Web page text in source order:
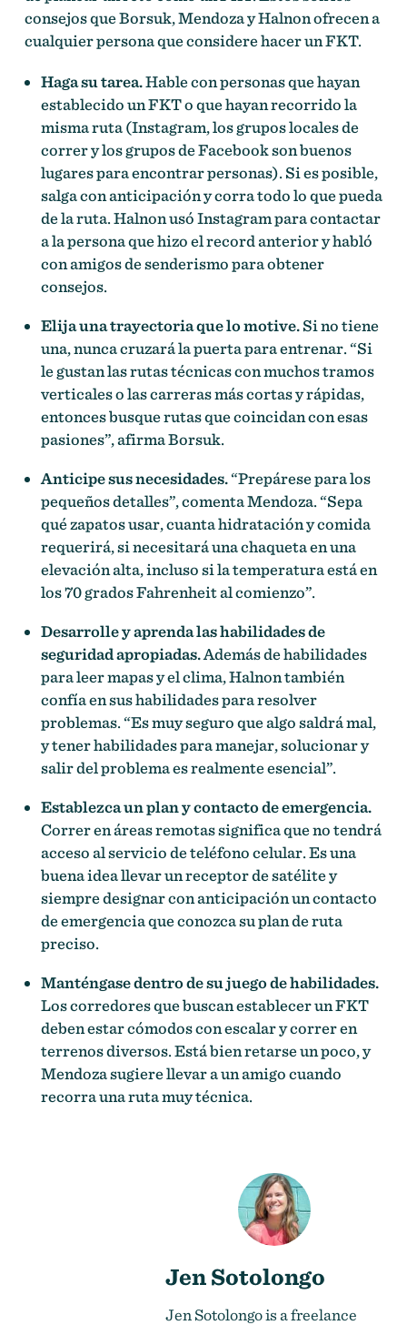
consejos que Borsuk, Mendoza y Halnon ofrecen a
cualquier persona que considere hacer un FKT.
Haga su tarea.Hable con personas que hayan
establecido un FKT o que hayan recorrido la
misma ruta (Instagram, los grupos locales de
correr y los grupos de Facebook son buenos
lugares para encontrar personas). Si es posible,
salga con anticipación y corra todo lo que pueda
de la ruta. Halnon usó Instagram para contactar
a la persona que hizo el record anterior y habló
con amigos de senderismo para obtener
consejos.
Elija una trayectoria que lo motive.Si no tiene
una, nunca cruzará la puerta para entrenar. “Si
le gustan las rutas técnicas con muchos tramos
verticales o las carreras más cortas y rápidas,
entonces busque rutas que coincidan con esas
pasiones”, afirma Borsuk.
Anticipe sus necesidades.“Prepárese para los
pequeños detalles”, comenta Mendoza. “Sepa
qué zapatos usar, cuanta hidratación y comida
requerirá, si necesitará una chaqueta en una
elevación alta, incluso si la temperatura está en
los 70 grados Fahrenheit al comienzo”.
Desarrolle y aprenda las habilidades de
seguridad apropiadas.Además de habilidades
para leer mapas y el clima, Halnon también
confía en sus habilidades para resolver
problemas. “Es muy seguro que algo saldrá mal,
y tener habilidades para manejar, solucionar y
salir del problema es realmente esencial”.
Establezca un plan y contacto de emergencia.
Correr en áreas remotas significa que no tendrá
acceso al servicio de teléfono celular. Es una
buena idea llevar un receptor de satélite y
siempre designar con anticipación un contacto
de emergencia que conozca su plan de ruta
preciso.
Manténgase dentro de su juego de habilidades.
Los corredores que buscan establecer un FKT
deben estar cómodos con escalar y correr en
terrenos diversos. Está bien retarse un poco, y
Mendoza sugiere llevar a un amigo cuando
recorra una ruta muy técnica.
Jen Sotolongo
Jen Sotolongo is a freelance